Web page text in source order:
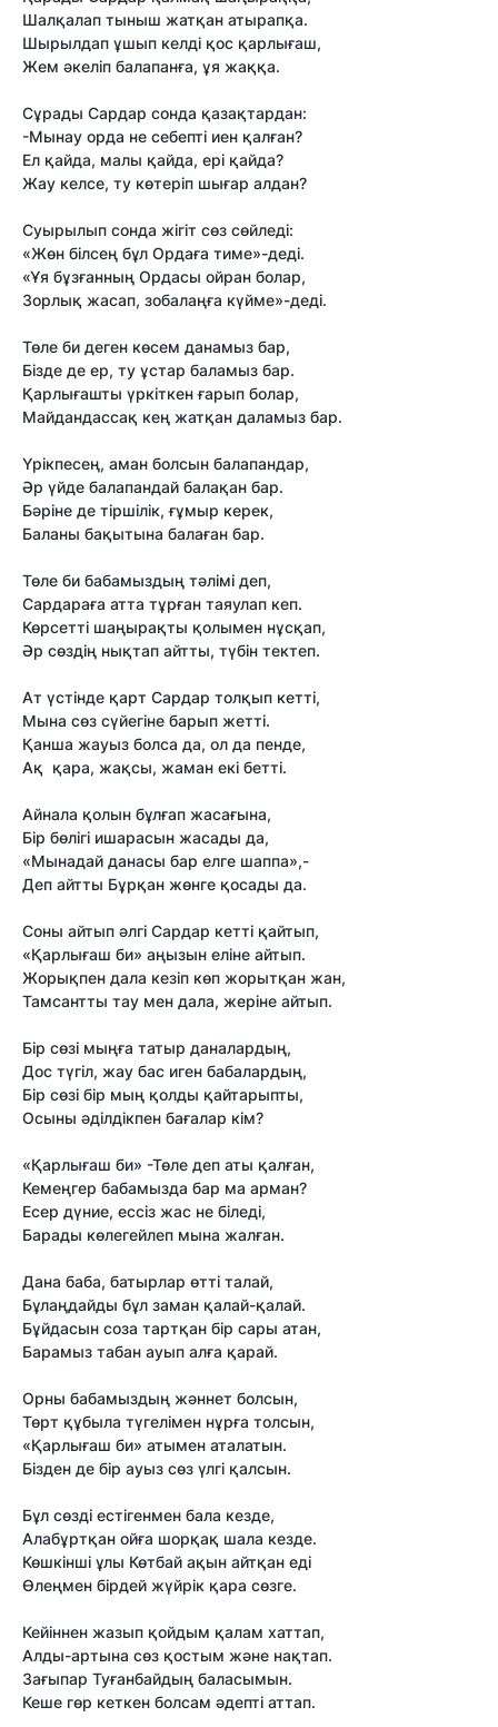
Шалқалап тыныш жатқан атырапқа.
Шырылдап ұшып келді қос қарлығаш,
Жем әкеліп балапанға, ұя жаққа.
Сұрады Сардар сонда қазақтардан:
-Мынау орда не себепті иен қалған?
Ел қайда, малы қайда, ері қайда?
Жау келсе, ту көтеріп шығар алдан?
Суырылып сонда жігіт сөз сөйледі:
«Жөн білсең бұл Ордаға тиме»-деді.
«Ұя бұзғанның Ордасы ойран болар,
Зорлық жасап, зобалаңға күйме»-деді.
Төле би деген көсем данамыз бар,
Бізде де ер, ту ұстар баламыз бар.
Қарлығашты үркіткен ғарып болар,
Майдандассақ кең жатқан даламыз бар.
Үрікпесең, аман болсын балапандар,
Әр үйде балапандай балақан бар.
Бәріне де тіршілік, ғұмыр керек,
Баланы бақытына балаған бар.
Төле би бабамыздың тәлімі деп,
Сардараға атта тұрған таяулап кеп.
Көрсетті шаңырақты қолымен нұсқап,
Әр сөздің нықтап айтты, түбін тектеп.
Ат үстінде қарт Сардар толқып кетті,
Мына сөз сүйегіне барып жетті.
Қанша жауыз болса да, ол да пенде,
Ақ қара, жақсы, жаман екі бетті.
Айнала қолын бұлғап жасағына,
Бір бөлігі ишарасын жасады да,
«Мынадай данасы бар елге шаппа»,-
Деп айтты Бұрқан жөнге қосады да.
Соны айтып әлгі Сардар кетті қайтып,
«Қарлығаш би» аңызын еліне айтып.
Жорықпен дала кезіп көп жорытқан жан,
Тамсантты тау мен дала, жеріне айтып.
Бір сөзі мыңға татыр даналардың,
Дос түгіл, жау бас иген бабалардың,
Бір сөзі бір мың қолды қайтарыпты,
Осыны әділдікпен бағалар кім?
«Қарлығаш би» -Төле деп аты қалған,
Кемеңгер бабамызда бар ма арман?
Есер дүние, ессіз жас не біледі,
Барады көлегейлеп мына жалған.
Дана баба, батырлар өтті талай,
Бұлаңдайды бұл заман қалай-қалай.
Бұйдасын соза тартқан бір сары атан,
Барамыз табан ауып алға қарай.
Орны бабамыздың жәннет болсын,
Төрт құбыла түгелімен нұрға толсын,
«Қарлығаш би» атымен аталатын.
Бізден де бір ауыз сөз үлгі қалсын.
Бұл сөзді естігенмен бала кезде,
Алабұртқан ойға шорқақ шала кезде.
Көшкінші ұлы Көтбай ақын айтқан еді
Өлеңмен бірдей жүйрік қара сөзге.
Кейіннен жазып қойдым қалам хаттап,
Алды-артына сөз қостым және нақтап.
Зағыпар Туғанбайдың баласымын.
Кеше гөр кеткен болсам әдепті аттап.